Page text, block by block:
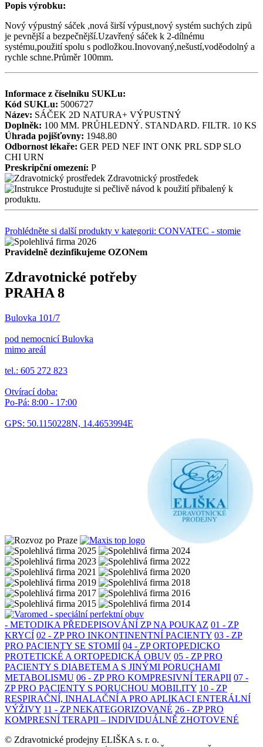
Popis výrobku:
Nový výpustný sáček ,nová širší výpust,nový systém suchých zipů
je pevnější a bezpečnější.Uzavřený sáček k 2-dílnému
systému,použití spolu s podložkou.Inovovaný,nešustí,voděodolný a
rychle schne.Průměr 100mm.
Informace z číselníku SUKLu:
Kód SUKLu: 5006727
Název: SÁČEK 2D NATURA+ VÝPUSTNÝ
Doplněk: 100 MM. PRŮHLEDNÝ. STANDARD. FILTR. 10 KS
Úhrada pojišťovny: 1948.80
Odbornost lékaře: GER PED NEF INT ONK PRL SDP SLO
CHI URN
Preskripční omezení: P
Zdravotnický prostředek
Prostudujte si pečlivě návod k použití přibalený k
produktu.
Prohlédněte si další produkty v kategorii: CONVATEC - stomie
Pravidelně dezinfikujeme OZONem
Zdravotnické potřeby
PRAHA 8
Bulovka 101/7
pod nemocnicí Bulovka
mimo areál
tel.: 605 272 823
Otvírací doba:
Po-Pá: 8:00 - 17:00
GPS: 50.1150228N, 14.4653994E
- METODIKA PŘEDEPISOVÁNÍ ZP NA POUKAZ 01 - ZP
KRYCÍ 02 - ZP PRO INKONTINENTNÍ PACIENTY 03 - ZP
PRO PACIENTY SE STOMIÍ 04 - ZP ORTOPEDICKO
PROTETICKÉ A ORTOPEDICKÁ OBUV 05 - ZP PRO
PACIENTY S DIABETEM A S JINÝMI PORUCHAMI
METABOLISMU 06 - ZP PRO KOMPRESIVNÍ TERAPII 07 -
ZP PRO PACIENTY S PORUCHOU MOBILITY 10 - ZP
RESPIRAČNÍ, INHALAČNÍ A PRO APLIKACI ENTERÁLNÍ
VÝŽIVY 11 - ZP NEKATEGORIZOVANÉ 26 - ZP PRO
KOMPRESNÍ TERAPII – INDIVIDUÁLNĚ ZHOTOVENÉ
© Zdravotnické prodejny ELIŠKA s. r. o.